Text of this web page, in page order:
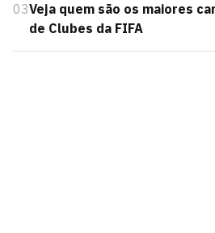
03Veja quem são os maiores
de Clubes da FIFA